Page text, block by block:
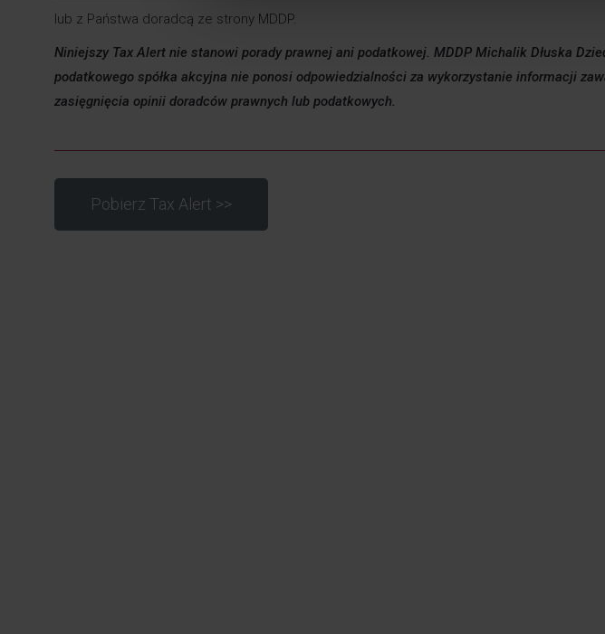
lub z Państwa doradcą ze strony MDDP.
Niniejszy Tax Alert nie stanowi porady prawnej ani podatkowej. MDDP Michalik Dłuska
podatkowego spółka akcyjna nie ponosi odpowiedzialności za wykorzystanie informacji
zasięgnięcia opinii doradców prawnych lub podatkowych.
Pobierz Tax Alert >>